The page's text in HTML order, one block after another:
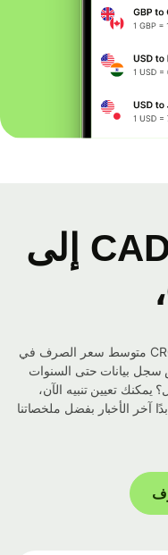
المخطط من CAD إلى
يستخدم مخططنا التفاعلي من CAD إلى CRC متوسط ​​سعر الصرف في
بيانات حتى السنوات
تعيين تنبيه الآن،
الأخبار بفضل ملخصاتنا